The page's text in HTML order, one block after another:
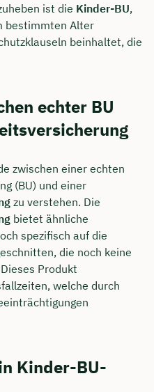
ist die Kinder-BU,
bestimmten Alter
beinhaltet, die
echter BU
zwischen einer echten
(BU) und einer
zu verstehen. Die
bietet ähnliche
spezifisch auf die
die noch keine
Produkt
welche durch
Kinder-BU-